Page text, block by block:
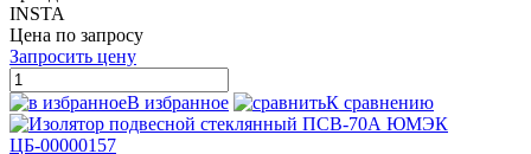
INSTA
Цена по запросу
Запросить цену
В избранное К сравнению